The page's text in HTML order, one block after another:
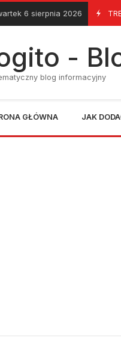
6 sierpnia 2026
10 Września 2013
-
blog informacyjny
GŁÓWNA JAK